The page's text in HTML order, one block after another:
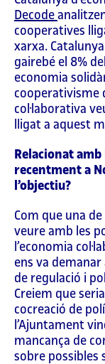
Decode
cooperatives
xarxa.
gairebé el 8%
economia
cooperativisme
col·laborativa
lligat a aquest
Relacionat
recentment a
l’objectiu?
Com que una
veure amb les
l’economia
ens va
de regulació i
Creiem que
cocreació de
l’Ajuntament
mancança de
sobre possibles